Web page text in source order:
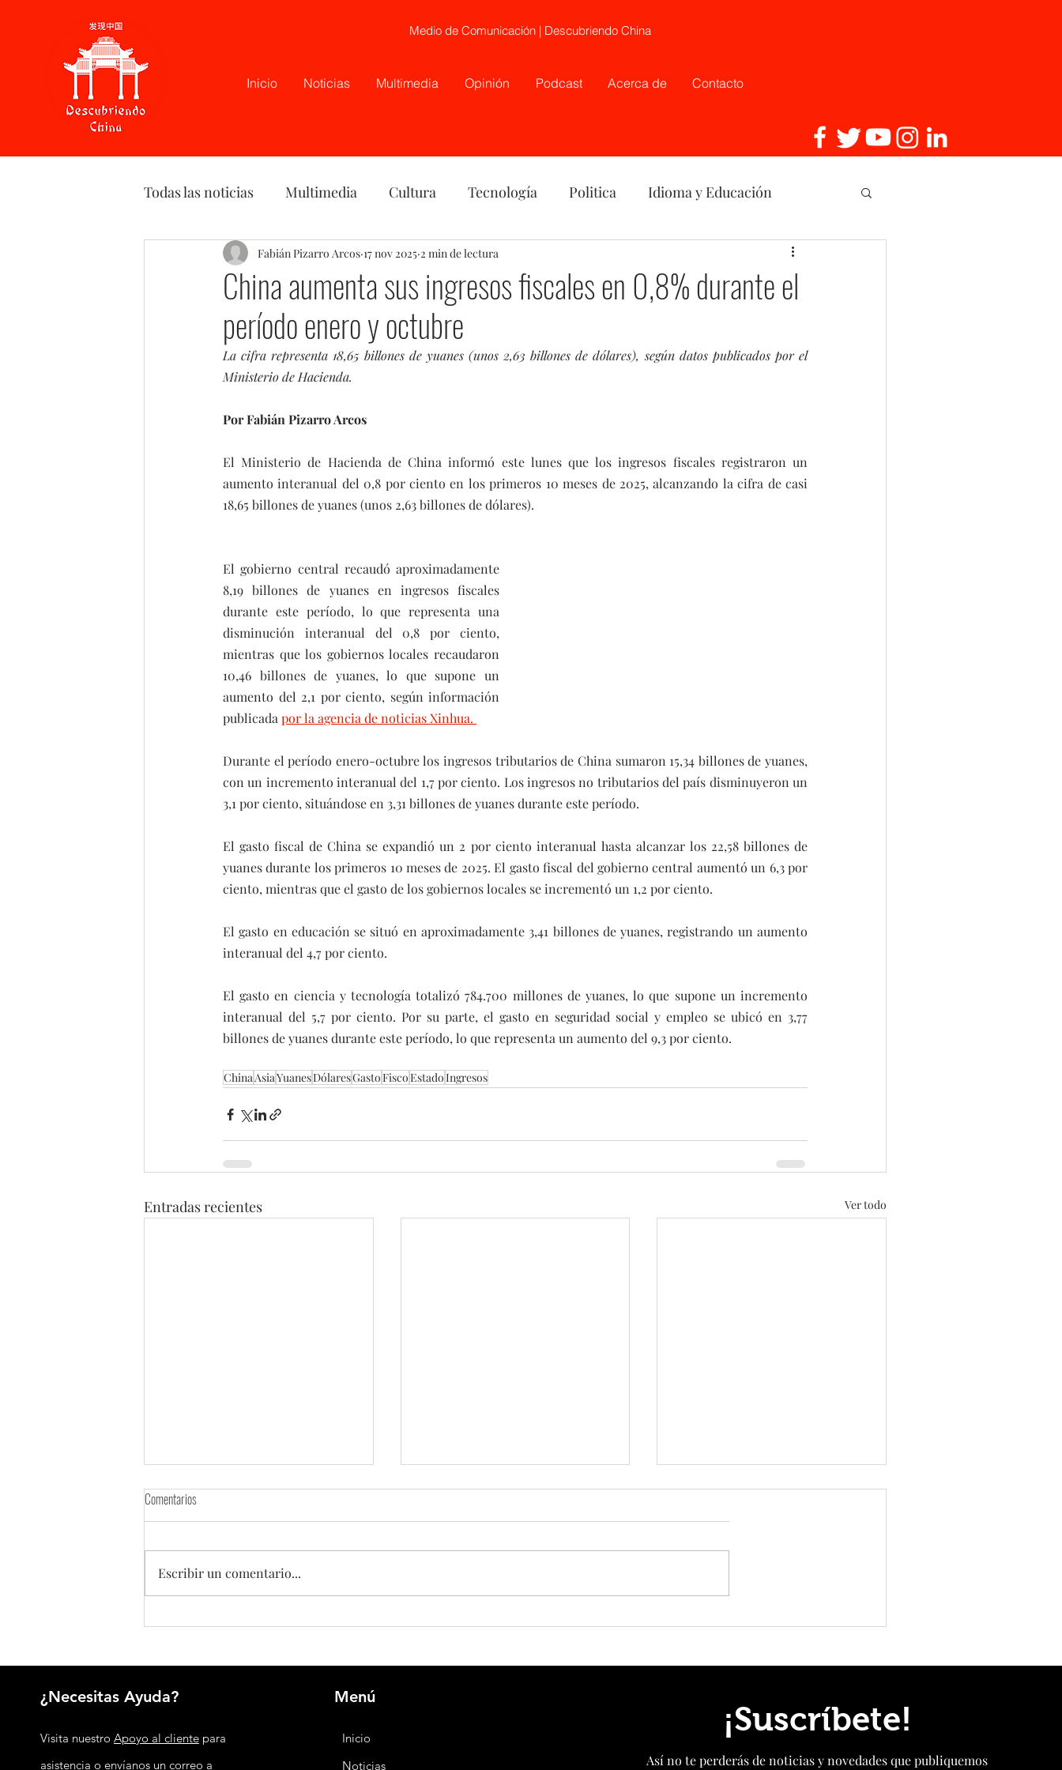
Medio de Comunicación | Descubriendo China
Inicio Noticias Multimedia Opinión Podcast Acerca de Contacto
Todas las noticias Multimedia Cultura Tecnología Politica Idioma y Educación
Podcast Opinión China Etnia
China aumenta sus ingresos fiscales en 0,8% durante el
período enero y octubre
Fabián Pizarro Arcos 17 nov 2025 2 min de lectura
La cifra representa 18,65 billones de yuanes (unos 2,63 billones de dólares), según datos publicados por el
Ministerio de Hacienda.
Por Fabián Pizarro Arcos
El Ministerio de Hacienda de China informó este lunes que los ingresos fiscales registraron un
aumento interanual del 0,8 por ciento en los primeros 10 meses de 2025, alcanzando la cifra de casi
18,65 billones de yuanes (unos 2,63 billones de dólares).
El gobierno central recaudó aproximadamente
8,19 billones de yuanes en ingresos fiscales
durante este período, lo que representa una
disminución interanual del 0,8 por ciento,
mientras que los gobiernos locales recaudaron
10,46 billones de yuanes, lo que supone un
aumento del 2,1 por ciento, según información
publicada por la agencia de noticias Xinhua.
Durante el período enero-octubre los ingresos tributarios de China sumaron 15,34 billones de yuanes,
con un incremento interanual del 1,7 por ciento. Los ingresos no tributarios del país disminuyeron un
3,1 por ciento, situándose en 3,31 billones de yuanes durante este período.
El gasto fiscal de China se expandió un 2 por ciento interanual hasta alcanzar los 22,58 billones de
yuanes durante los primeros 10 meses de 2025. El gasto fiscal del gobierno central aumentó un 6,3 por
ciento, mientras que el gasto de los gobiernos locales se incrementó un 1,2 por ciento.
El gasto en educación se situó en aproximadamente 3,41 billones de yuanes, registrando un aumento
interanual del 4,7 por ciento.
El gasto en ciencia y tecnología totalizó 784.700 millones de yuanes, lo que supone un incremento
interanual del 5,7 por ciento. Por su parte, el gasto en seguridad social y empleo se ubicó en 3,77
billones de yuanes durante este período, lo que representa un aumento del 9,3 por ciento.
ChinaAsiaYuanesDólaresGastoFiscoEstadoIngresos
Entradas recientes Ver todo
COVID-19 en China alcanza una
señales de estabilización
Seguridad nacional integral: la estrategia
Huawei y Agrícola Santa Sara apuestan
transformar la agricultura chilena
Comentarios
Escribir un comentario...
¿Necesitas Ayuda?
Visita nuestro Apoyo al clientepara
asistencia o envíanos un correo a
Menú
Inicio
Noticias
¡Suscríbete!
Así no te perderás de noticias y novedades que publiquemos